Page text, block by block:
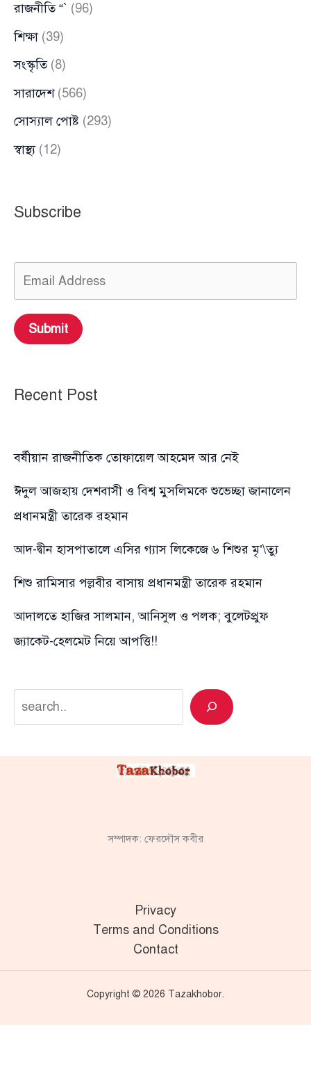
রাজনীতি “` (96)
শিক্ষা (39)
সংস্কৃতি(8)
সারাদেশ(566)
সোস্যাল পোষ্ট (293)
স্বাস্থ্য(12)
Subscribe
Submit
Recent Post
বর্ষীয়ান রাজনীতিক তোফায়েল আহমেদ আর নেই
ঈদুল আজহায় দেশবাসী ও বিশ্ব মুসলিমকে শুভেচ্ছা জানালেন
প্রধানমন্ত্রী তারেক রহমান
আদ-দ্বীন হাসপাতালে এসির গ্যাস লিকেজে ৬ শিশুর মৃ’\ত্যু
শিশু রামিসার পল্লবীর বাসায় প্রধানমন্ত্রী তারেক রহমান
আদালতে হাজির সালমান, আনিসুল ও পলক; বুলেটপ্রুফ
জ্যাকেট-হেলমেট নিয়ে আপত্তি!!
Search
সম্পাদক: ফেরদৌস কবীর
Privacy
Terms and Conditions
Contact
Copyright © 2026 Tazakhobor.